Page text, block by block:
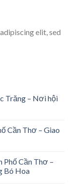
elit, sed
Trăng – Nơi hội
Cần Thơ – Giao
Cần Thơ –
Bó Hoa